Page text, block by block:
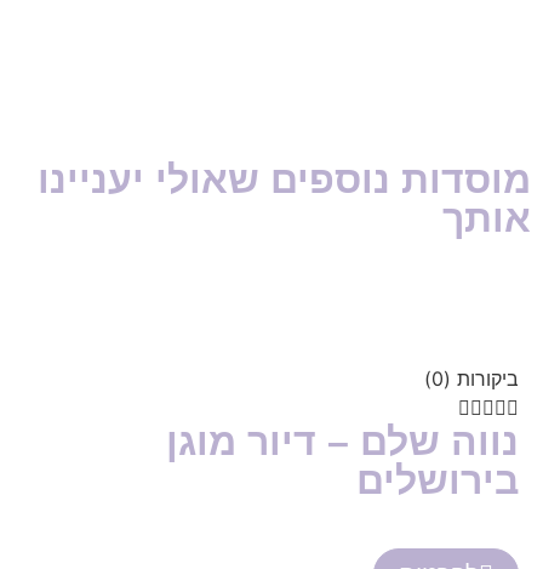
מוסדות נוספים שאולי יעניינו
אותך
ביקורות (0)

נווה שלם – דיור מוגן
בירושלים